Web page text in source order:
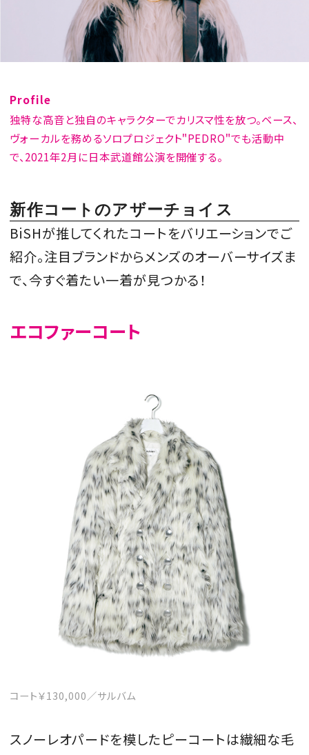
Profile
独特な高音と独自のキャラクターでカリスマ性を放つ。ベース、
ヴォーカルを務めるソロプロジェクト＂PEDRO＂でも活動中
で、2021年2月に日本武道館公演を開催する。
新作コートのアザーチョイス
BiSHが推してくれたコートをバリエーションでご
紹介。注目ブランドからメンズのオーバーサイズま
で、今すぐ着たい一着が見つかる！
エコファーコート
コート￥130,000／サルバム
スノーレオパードを模したピーコートは繊細な毛